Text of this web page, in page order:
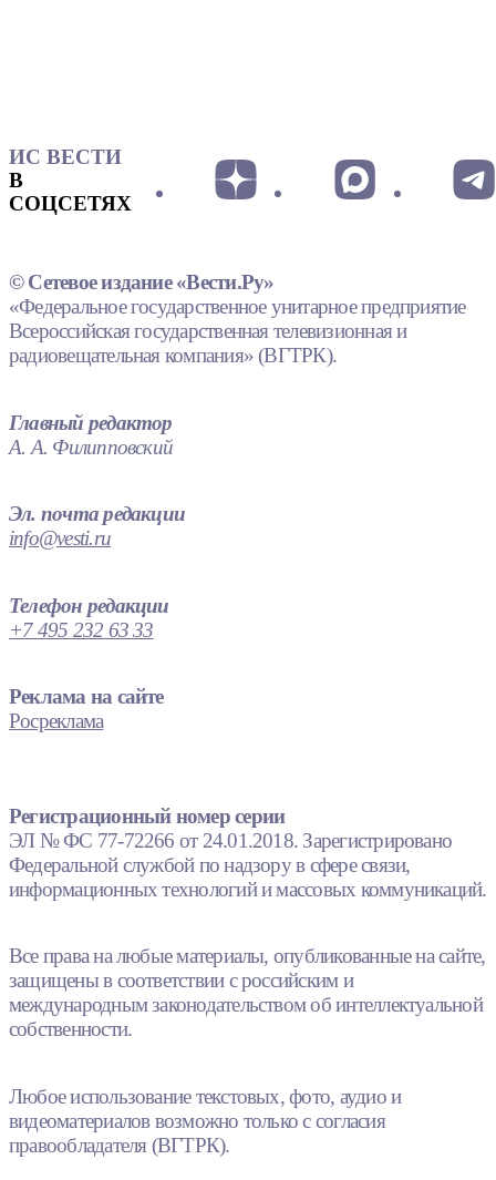
ИС ВЕСТИ
В
СОЦСЕТЯХ
© Сетевое издание «Вести.Ру»
«Федеральное государственное унитарное предприятие
Всероссийская государственная телевизионная и
радиовещательная компания» (ВГТРК).
Главный редактор
А. А. Филипповский
Эл. почта редакции
info@vesti.ru
Телефон редакции
+7 495 232 63 33
Реклама на сайте
Росреклама
Регистрационный номер серии
ЭЛ № ФС 77-72266 от 24.01.2018. Зарегистрировано
Федеральной службой по надзору в сфере связи,
информационных технологий и массовых коммуникаций.
Все права на любые материалы, опубликованные на сайте,
защищены в соответствии с российским и
международным законодательством об интеллектуальной
собственности.
Любое использование текстовых, фото, аудио и
видеоматериалов возможно только с согласия
правообладателя (ВГТРК).